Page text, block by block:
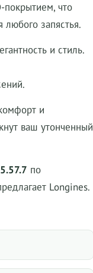
что
запястья.
и стиль.
и
ваш утонченный
по
Longines.